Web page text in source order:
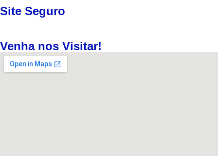
Site Seguro
Venha nos Visitar!